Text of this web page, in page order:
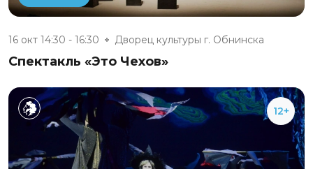
16 окт 14:30 - 16:30 Дворец культуры г. Обнинска
Спектакль «Это Чехов»
12+